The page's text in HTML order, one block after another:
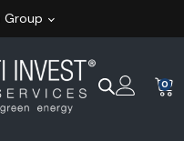
Group
0